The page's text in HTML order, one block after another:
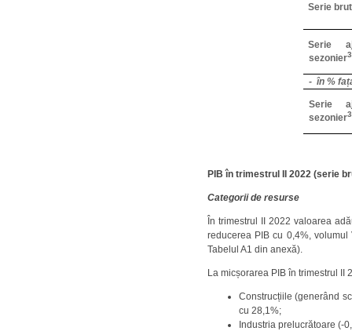
Serie
Serie
sezonier3
- în %
Serie
sezonier3
PIB în trimestrul II 2022 (serie
Categorii de resurse
În trimestrul II 2022 valoarea
reducerea PIB cu 0,4%,
Tabelul A1 din anexă).
La micșorarea PIB în trimestrul II
Construcțiile (generând
cu 28,1%;
Industria prelucrătoare (-